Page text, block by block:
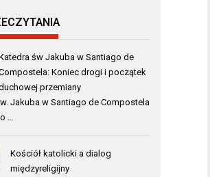
św Jakuba w Santiago de
Koniec drogi i początek
przemiany
Jakuba w Santiago de Compostela
…
Kościół katolicki a dialog
międzyreligijny